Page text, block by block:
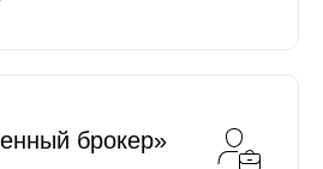
брокер»